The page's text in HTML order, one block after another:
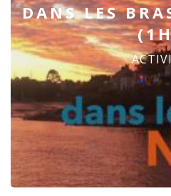
DANS LES